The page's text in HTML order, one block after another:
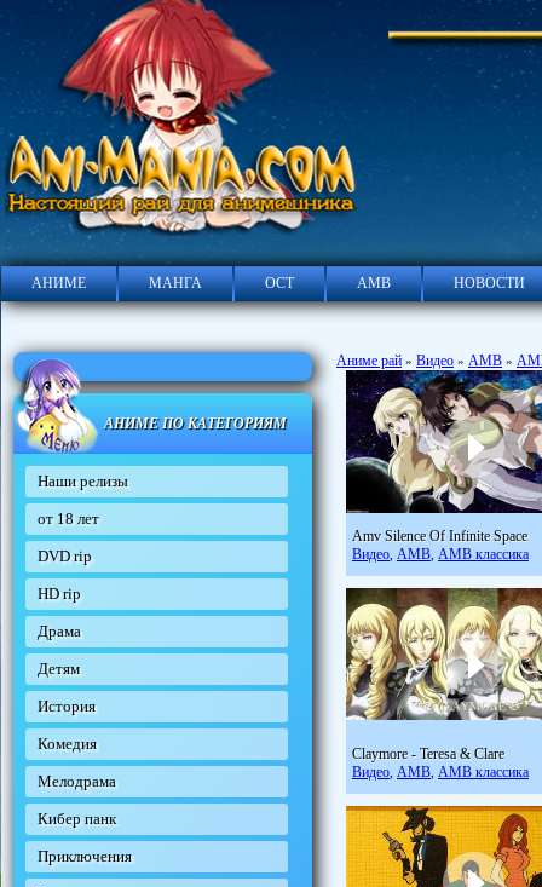
АНИМЕ МАНГА ОСТ АМВ НОВОСТИ
АНИМЕ ПО КАТЕГОРИЯМ
Наши релизы
от 18 лет
DVD rip
HD rip
Драма
Детям
История
Комедия
Мелодрама
Кибер панк
Приключения
Аниме рай » Видео » АМВ »
Amv Silence Of Infinite Space
Видео АМВ АМВ классика
Claymore - Teresa & Clare
Видео АМВ АМВ классика